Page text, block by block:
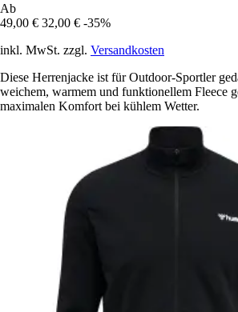
Ab
49,00 € 32,00 € -35%
inkl. MwSt. zzgl. Versandkosten
Diese Herrenjacke ist für Outdoor-Sportler
weichem, warmem und funktionellem Fleece
maximalen Komfort bei kühlem Wetter.